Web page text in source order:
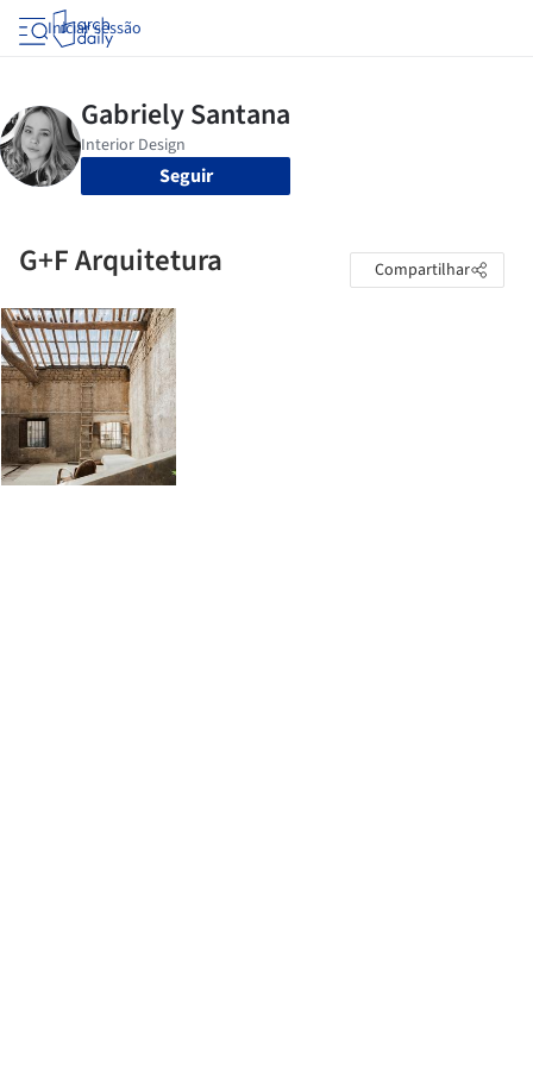
Iniciar sessão
Seguir
G+F Arquitetura Compartilhar